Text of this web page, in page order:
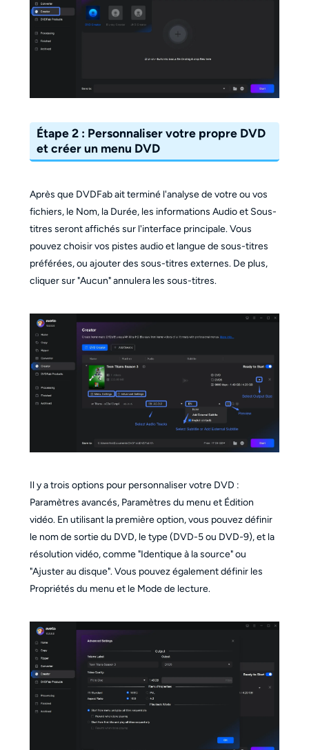
Étape 2 : Personnaliser votre propre DVD
et créer un menu DVD
Après que DVDFab ait terminé l'analyse de votre ou vos
fichiers, le Nom, la Durée, les informations Audio et Sous-
titres seront affichés sur l'interface principale. Vous
pouvez choisir vos pistes audio et langue de sous-titres
préférées, ou ajouter des sous-titres externes. De plus,
cliquer sur "Aucun" annulera les sous-titres.
Il y a trois options pour personnaliser votre DVD :
Paramètres avancés, Paramètres du menu et Édition
vidéo. En utilisant la première option, vous pouvez définir
le nom de sortie du DVD, le type (DVD-5 ou DVD-9), et la
résolution vidéo, comme "Identique à la source" ou
"Ajuster au disque". Vous pouvez également définir les
Propriétés du menu et le Mode de lecture.